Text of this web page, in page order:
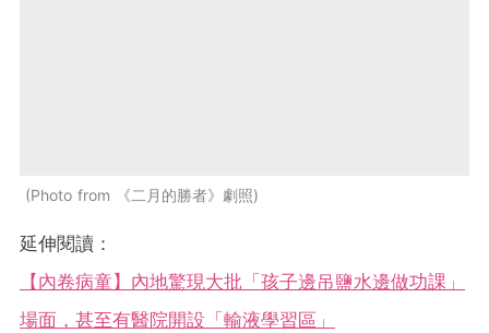
Photo from 《二月的勝者》劇照
延伸閱讀：
【內卷病童】內地驚現大批「孩子邊吊鹽水邊做功課」
場面，甚至有醫院開設「輸液學習區」